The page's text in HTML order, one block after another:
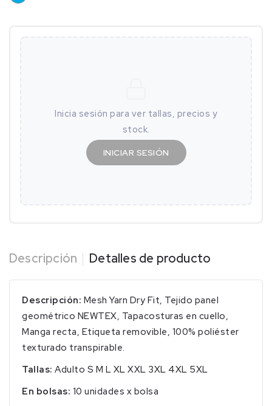
Inicia sesión para ver tallas, precios y
stock.
INICIAR SESIÓN
Descripción Detalles de producto
Descripción: Mesh Yarn Dry Fit, Tejido panel
geométrico NEWTEX, Tapacosturas en cuello,
Manga recta, Etiqueta removible, 100% poliéster
texturado transpirable.
Tallas: Adulto S M L XL XXL 3XL 4XL 5XL
En bolsas: 10 unidades x bolsa